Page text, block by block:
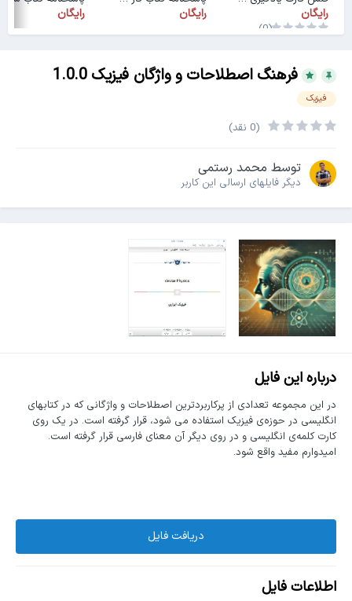
رایگان
(0)
رایگان رایگان
فرهنگ اصطلاحات و واژگان فیزیک 1.0.0
فیزیک
(0 نقد)
توسط محمد رستمی
دیگر فایل‎های ارسالی این کاربر
درباره این فایل
در این مجموعه تعدادی از پرکاربردترین اصطلاحات و واژگانی که در کتابهای
انگلیسی در حوزه‌ی فیزیک استفاده می شود، قرار گرفته است. در یک روی
کارت کلمه‌ی انگلیسی و در روی دیگر آن معنای فارسی قرار گرفته است.
امیدوارم مفید واقع شود.
دریافت فایل
اطلاعات فایل